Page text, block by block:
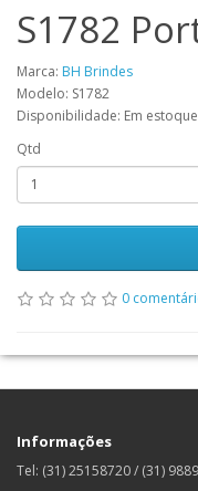
S1782
Marca: BH Brindes
Modelo: S1782
Disponibilidade: Em estoque
Qtd
0
Informações
Tel: (31) 25158720 / (31)